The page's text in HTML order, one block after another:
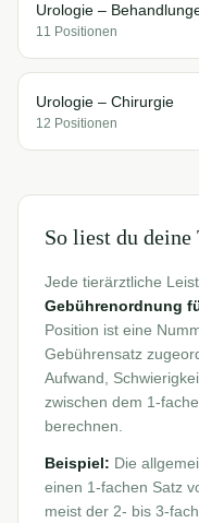
Urologie –
11 Positionen
Urologie – Chirurgie
12 Positionen
So liest du
Jede tierärztliche
Gebührenordnung
Position ist eine
Gebührensatz
Aufwand,
zwischen dem 1-
berechnen.
Beispiel: Die
einen 1-fachen Satz
meist der 2- bis 3-